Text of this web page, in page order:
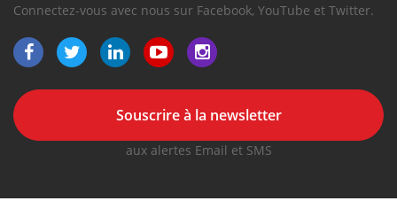
Connectez-vous avec nous sur Facebook, YouTube et Twitter.
Souscrire à la newsletter
aux alertes Email et SMS